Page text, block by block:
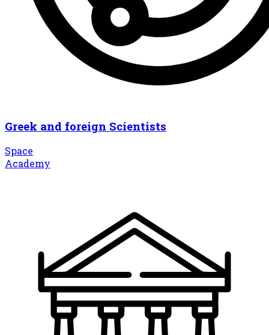
Greek and foreign Scientists
Space
Academy